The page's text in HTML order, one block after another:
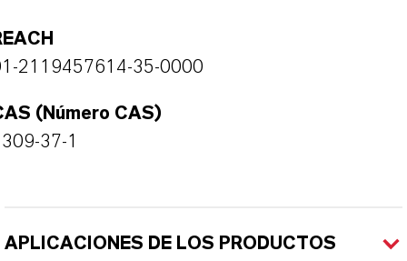
2119457614-35-0000
(Número CAS)
37-1
APLICACIONES DE LOS PRODUCTOS